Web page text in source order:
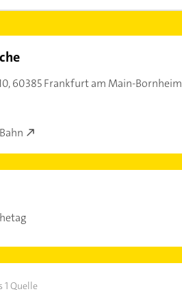
60385 Frankfurt am Main-Bornheim
1 Quelle